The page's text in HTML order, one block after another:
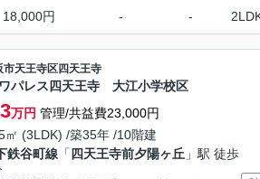
18,000円 - -
市天王寺区四天王寺
パレス四天王寺 大江小学校区
万円 管理/共益費23,000円
㎡ (3LDK) /築35年 /10階建
鉄谷町線 「 四天王寺前夕陽ヶ丘 」駅 徒歩